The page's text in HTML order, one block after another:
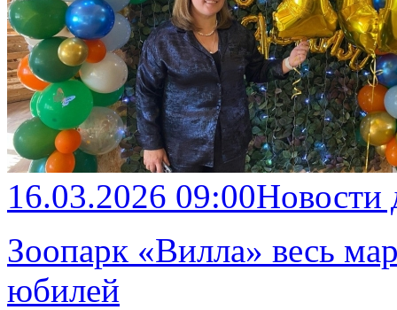
16.03.2026 09:00
Зоопарк «Вилла» весь
юбилей